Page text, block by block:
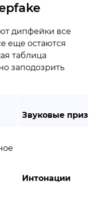
дипфейки все
еще остаются
таблица
заподозрить
Звуковые
Интонации